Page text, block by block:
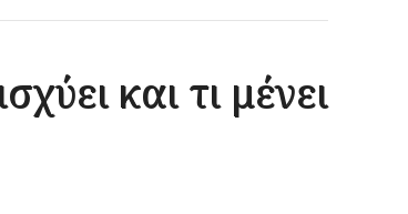
και τι μένει